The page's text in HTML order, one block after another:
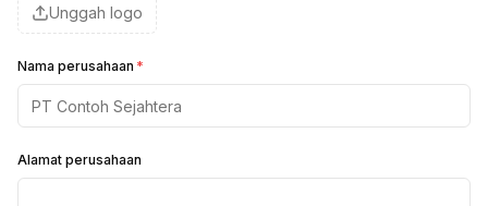
Unggah logo
Nama perusahaan *
Alamat perusahaan